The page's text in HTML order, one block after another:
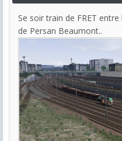
Se soir train de FRET
de Persan Beaumont..